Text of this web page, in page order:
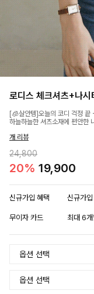
로디스 체크셔츠+나시
[🧊살안템]오늘의 코디 걱정 끝
하늘하늘한 셔츠소재에 편안한
개 리뷰
24,800
20% 19,900
신규가입 혜택 신규가입
무이자 카드 최대 6